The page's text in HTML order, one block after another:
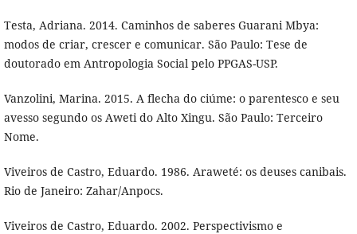
Testa, Adriana. 2014. Caminhos de saberes Guarani Mbya:
modos de criar, crescer e comunicar. São Paulo: Tese de
doutorado em Antropologia Social pelo PPGAS-USP.
Vanzolini, Marina. 2015. A flecha do ciúme: o parentesco e seu
avesso segundo os Aweti do Alto Xingu. São Paulo: Terceiro
Nome.
Viveiros de Castro, Eduardo. 1986. Araweté: os deuses canibais.
Rio de Janeiro: Zahar/Anpocs.
Viveiros de Castro, Eduardo. 2002. Perspectivismo e